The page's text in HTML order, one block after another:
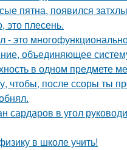
пятна, появился
это плесень.
- это
объединяющее
в одном предмете
чтобы, после ссоры ты
сардаров в угол
в школе учить!